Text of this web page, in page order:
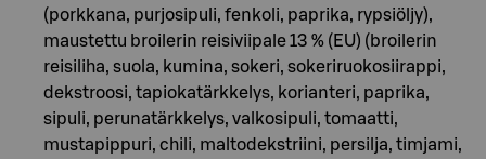
(porkkana, purjosipuli, fenkoli, paprika, rypsiöljy),
maustettu broilerin reisiviipale 13 % (EU) (broilerin
reisiliha, suola, kumina, sokeri, sokeriruokosiirappi,
dekstroosi, tapiokatärkkelys, korianteri, paprika,
sipuli, perunatärkkelys, valkosipuli, tomaatti,
mustapippuri, chili, maltodekstriini, persilja, timjami,